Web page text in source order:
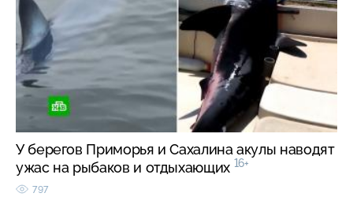
У берегов Приморья и Сахалина акулы наводят
ужас на рыбаков и отдыхающих 16+
797